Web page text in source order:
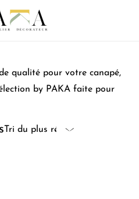
qualité pour votre canapé,
by PAKA faite pour